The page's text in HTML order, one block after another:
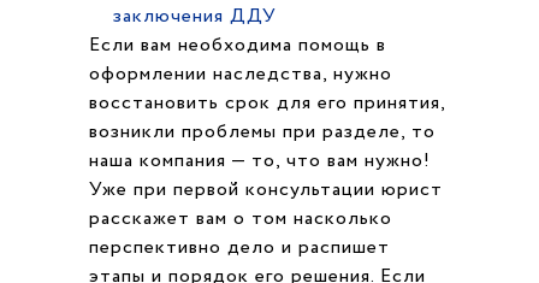
заключения ДДУ
Если вам необходима помощь в
оформлении наследства, нужно
восстановить срок для его принятия,
возникли проблемы при разделе, то
наша компания — то, что вам нужно!
Уже при первой консультации юрист
расскажет вам о том насколько
перспективно дело и распишет
этапы и порядок его решения. Если